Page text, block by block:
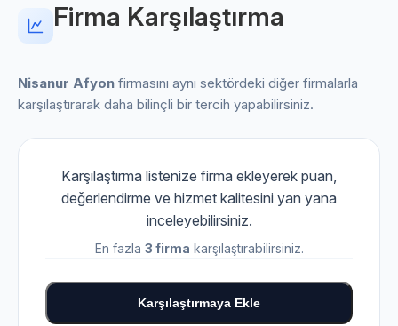
Firma Karşılaştırma
Nisanur Afyon firmasını aynı sektördeki diğer firmalarla
karşılaştırarak daha bilinçli bir tercih yapabilirsiniz.
Karşılaştırma listenize firma ekleyerek puan,
değerlendirme ve hizmet kalitesini yan yana
inceleyebilirsiniz.
En fazla 3 firma karşılaştırabilirsiniz.
Karşılaştırmaya Ekle